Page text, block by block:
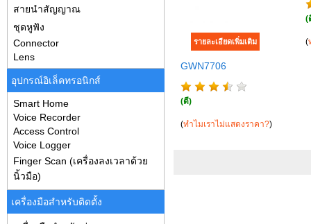
GWN7706
(ดี)
(ทำไมเราไม่แสดงราคา?)
(
(
สายนำสัญญาณ
ชุดหูฟัง
Connector
Lens
อุปกรณ์อิเล็คทรอนิกส์
Smart Home
Voice Recorder
Access Control
Voice Logger
Finger Scan (เครื่องลงเวลาด้วย
นิ้วมือ)
เครื่องมือสำหรับติดตั้ง